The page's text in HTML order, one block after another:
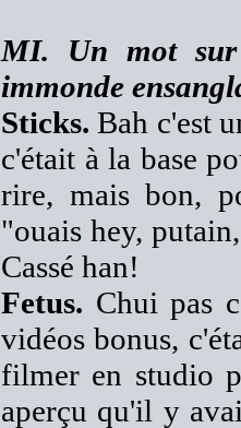
MI. Un mot sur
immonde
Sticks. Bah c'est
c'était à la base
rire, mais bon,
"ouais hey,
Cassé han!
Fetus. Chui pas
vidéos bonus,
filmer en studio
aperçu qu'il y